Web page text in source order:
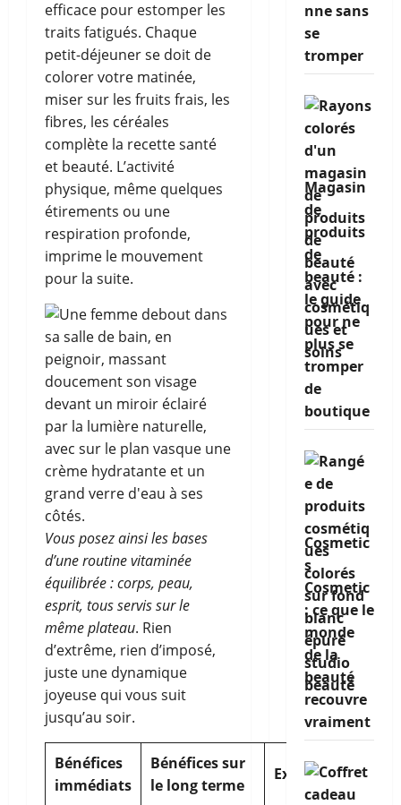
efficace pour estomper les
traits fatigués. Chaque
petit-déjeuner se doit de
colorer votre matinée,
miser sur les fruits frais, les
fibres, les céréales
complète la recette santé
et beauté. L’activité
physique, même quelques
étirements ou une
respiration profonde,
imprime le mouvement
pour la suite.
Vous posez ainsi les bases
d’une routine vitaminée
équilibrée : corps, peau,
esprit, tous servis sur le
même plateau. Rien
d’extrême, rien d’imposé,
juste une dynamique
joyeuse qui vous suit
jusqu’au soir.
Bénéfices
immédiats
Bénéfices sur
le long terme
Explication
nne sans
se
tromper
Magasin
de
produits
de
beauté :
le guide
pour ne
plus se
tromper
de
boutique
Cosmetic
s
Cosmetic
: ce que le
monde
de la
beauté
recouvre
vraiment